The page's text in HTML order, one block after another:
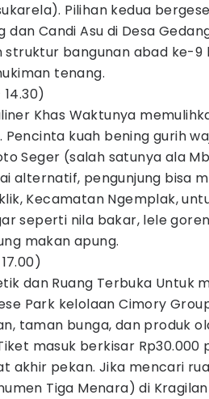
Pilihan kedua
dan Candi Asu di Desa
struktur bangunan abad ke-
tenang.
14.30)
Khas Waktunya
Pencinta kuah bening gurih
Seger (salah satunya ala
alternatif, pengunjung bisa
Kecamatan Ngemplak,
seperti nila bakar, lele
makan apung.
dan Ruang Terbuka Untuk
Park kelolaan Cimory
taman bunga, dan produk
masuk berkisar
akhir pekan. Jika mencari
Tiga Menara) di